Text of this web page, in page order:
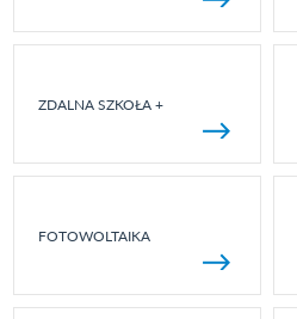
ZDALNA SZKOŁA +
FOTOWOLTAIKA